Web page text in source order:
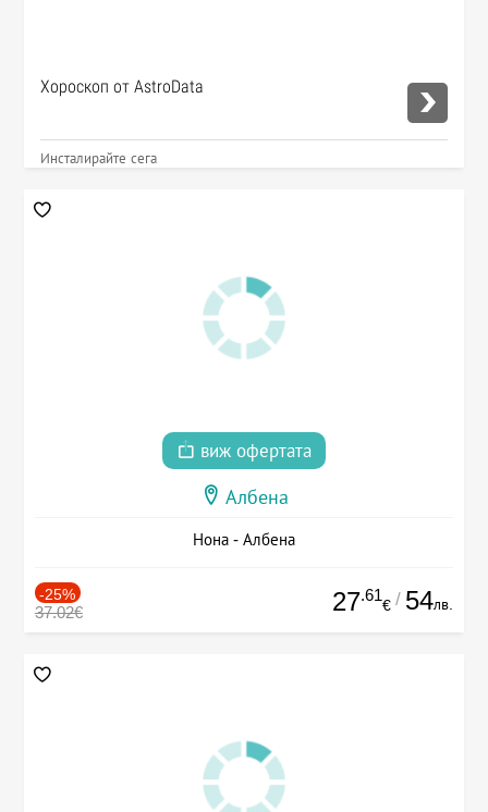
Хороскоп от AstroData
Инсталирайте сега
виж офертата
Албена
Нона - Албена
-25%
37.02€ 27.61
€ / 54лв.